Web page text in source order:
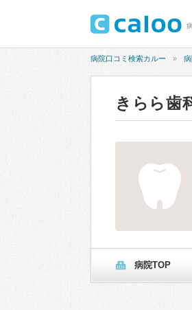
病院口コミ検索カルー
きらら歯
病院TOP